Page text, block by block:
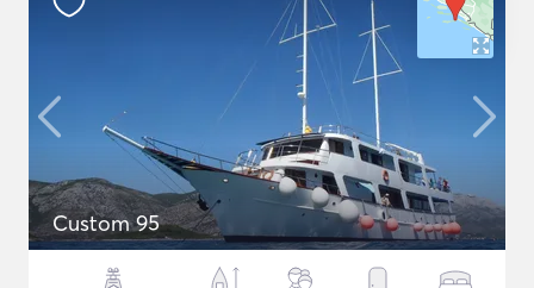
Custom 95